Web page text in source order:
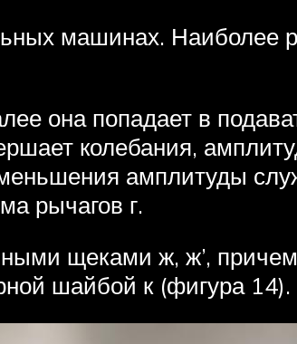
машинах. Наиболее
она попадает в
колебания,
амплитуды
рычагов г.
щеками ж, ж’,
шайбой к (фигура 14).